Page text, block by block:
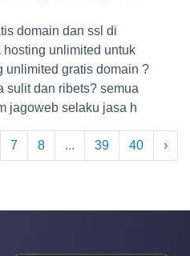
domain dan ssl di
unlimited untuk
unlimited gratis domain ?
sulit dan ribets? semua
jagoweb selaku jasa h
7 8 ... 39 40 ›